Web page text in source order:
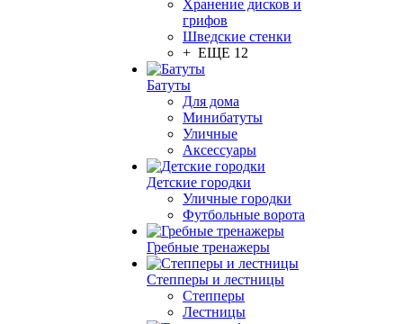
Хранение дисков и
грифов
Шведские стенки
+ ЕЩЕ 12
Батуты
Для дома
Минибатуты
Уличные
Аксессуары
Детские городки
Уличные городки
Футбольные ворота
Гребные тренажеры
Степперы и лестницы
Степперы
Лестницы